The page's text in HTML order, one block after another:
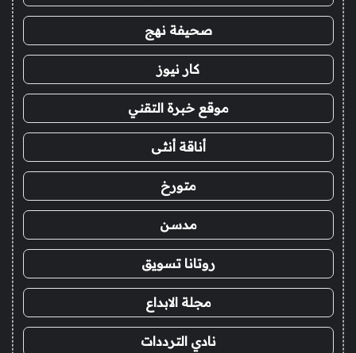
صحيفة نهج
كار نيوز
موقع خبرة التقني
أناقة أنثى
متورخ
مدسن
روتانا تسويق
مجلة الابداع
نادي الترددات